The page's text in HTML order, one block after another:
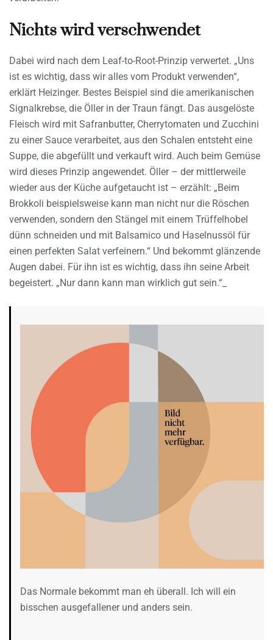
Nichts wird verschwendet
Dabei wird nach dem Leaf-to-Root-Prinzip verwertet. „Uns
ist es wichtig, dass wir alles vom Produkt verwenden“,
erklärt Heizinger. Bestes Beispiel sind die amerikanischen
Signalkrebse, die Öller in der Traun fängt. Das ausgelöste
Fleisch wird mit Safranbutter, Cherrytomaten und Zucchini
zu einer Sauce verarbeitet, aus den Schalen entsteht eine
Suppe, die abgefüllt und verkauft wird. Auch beim Gemüse
wird dieses Prinzip angewendet. Öller – der mittlerweile
wieder aus der Küche aufgetaucht ist – erzählt: „Beim
Brokkoli beispielsweise kann man nicht nur die Röschen
verwenden, sondern den Stängel mit einem Trüffelhobel
dünn schneiden und mit Balsamico und Haselnussöl für
einen perfekten Salat verfeinern.“ Und bekommt glänzende
Augen dabei. Für ihn ist es wichtig, dass ihn seine Arbeit
begeistert. „Nur dann kann man wirklich gut sein.“_
Das Normale bekommt man eh überall. Ich will ein
bisschen ausgefallener und anders sein.